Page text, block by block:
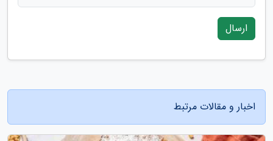
ارسال
اخبار و مقالات مرتبط